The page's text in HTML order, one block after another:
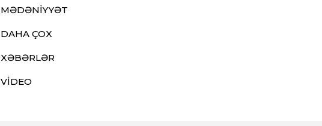
MƏDƏNİYYƏT
DAHA ÇOX
XƏBƏRLƏR
VİDEO